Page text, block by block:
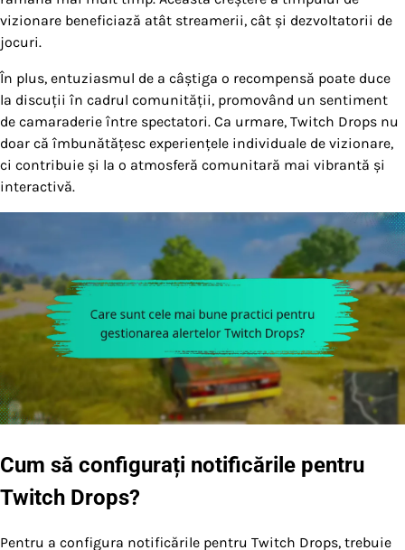
vizionare beneficiază atât streamerii, cât și dezvoltatorii de
jocuri.
În plus, entuziasmul de a câștiga o recompensă poate duce
la discuții în cadrul comunității, promovând un sentiment
de camaraderie între spectatori. Ca urmare, Twitch Drops nu
doar că îmbunătățesc experiențele individuale de vizionare,
ci contribuie și la o atmosferă comunitară mai vibrantă și
interactivă.
Cum să configurați notificările pentru
Twitch Drops?
Pentru a configura notificările pentru Twitch Drops, trebuie